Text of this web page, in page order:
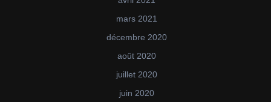
mars 2021
décembre 2020
août 2020
juillet 2020
juin 2020